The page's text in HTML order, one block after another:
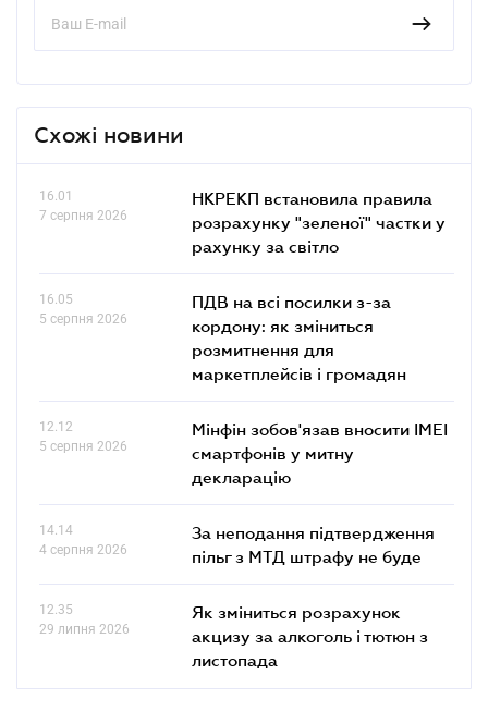
Схожі новини
16.01
7 серпня 2026
НКРЕКП встановила правила
розрахунку "зеленої" частки у
рахунку за світло
16.05
5 серпня 2026
ПДВ на всі посилки з-за
кордону: як зміниться
розмитнення для
маркетплейсів і громадян
12.12
5 серпня 2026
Мінфін зобов'язав вносити IMEI
смартфонів у митну
декларацію
14.14
4 серпня 2026
За неподання підтвердження
пільг з МТД штрафу не буде
12.35
29 липня 2026
Як зміниться розрахунок
акцизу за алкоголь і тютюн з
листопада